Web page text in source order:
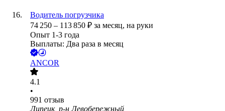
Водитель погрузчика
74 250 – 113 850 ₽ за месяц, на руки
Опыт 1-3 года
Выплаты: Два раза в месяц
ANCOR
4.1
•
991 отзыв
Липецк, р-н Левобережный